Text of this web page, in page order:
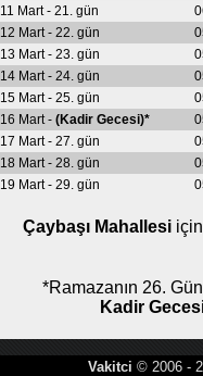
11 Mart - 21. gün
12 Mart - 22. gün
13 Mart - 23. gün
14 Mart - 24. gün
15 Mart - 25. gün
16 Mart - (Kadir Gecesi)*
17 Mart - 27. gün
18 Mart - 28. gün
19 Mart - 29. gün
Çaybaşı Mahallesi
*Ramazanın 26.
Kadir
Vakitci © 2006 -